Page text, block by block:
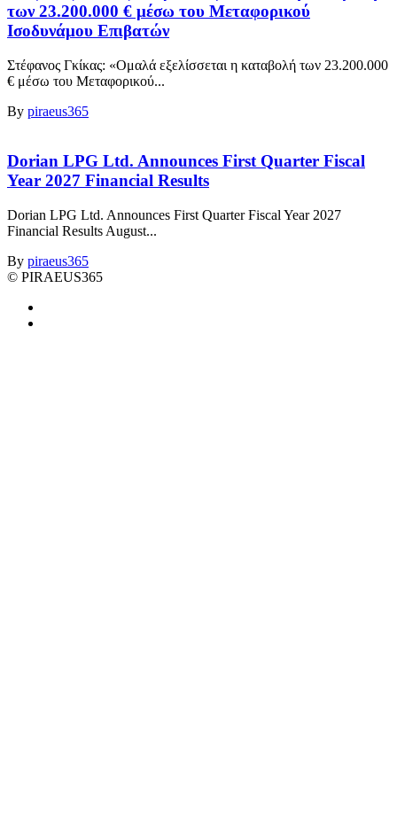
των 23.200.000 € μέσω του Μεταφορικού
Ισοδυνάμου Επιβατών
Στέφανος Γκίκας: «Ομαλά εξελίσσεται η καταβολή των 23.200.000
€ μέσω του Μεταφορικού...
By piraeus365
Dorian LPG Ltd. Announces First Quarter Fiscal
Year 2027 Financial Results
Dorian LPG Ltd. Announces First Quarter Fiscal Year 2027
Financial Results August...
By piraeus365
© PIRAEUS365